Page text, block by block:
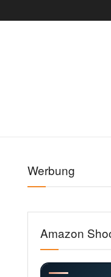
Werbung
Amazon